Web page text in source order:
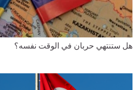
هل ستنتهي حربان في الوقت نفسه؟